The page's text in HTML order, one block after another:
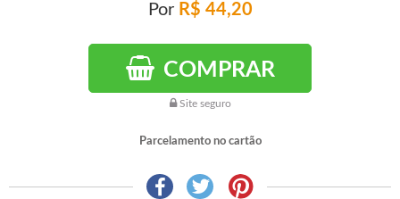
Por R$ 44,20
COMPRAR
Site seguro
Parcelamento no cartão